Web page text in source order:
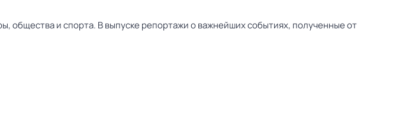
общества и спорта. В выпуске репортажи о важнейших событиях, полученные от